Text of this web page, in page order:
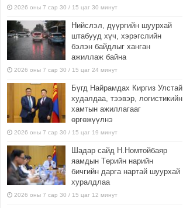
2026 оны 7 сар 30 / 15 цаг 30 минут
Нийслэл, дүүргийн шуурхай
штабууд хүч, хэрэгслийн
бэлэн байдлыг ханган
ажиллаж байна
2026 оны 7 сар 30 / 15 цаг 24 минут
Бүгд Найрамдах Киргиз Улстай
худалдаа, тээвэр, логистикийн
хамтын ажиллагааг
өргөжүүлнэ
2026 оны 7 сар 30 / 15 цаг 19 минут
Шадар сайд Н.Номтойбаяр
яамдын Төрийн нарийн
бичгийн дарга нартай шуурхай
хуралдлаа
2026 оны 7 сар 30 / 15 цаг 12 минут